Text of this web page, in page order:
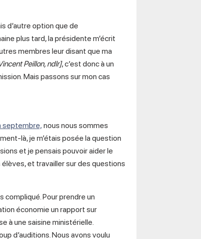
d’autre option que de
plus tard, la présidente m’écrit
membres leur disant que ma
Peillon, ndlr], c’est donc à un
Mais passons sur mon cas
septembre, nous nous sommes
là, je m’étais posée la question
et je pensais pouvoir aider le
et travailler sur des questions
compliqué. Pour prendre un
économie un rapport sur
à une saisine ministérielle.
d’auditions. Nous avons voulu